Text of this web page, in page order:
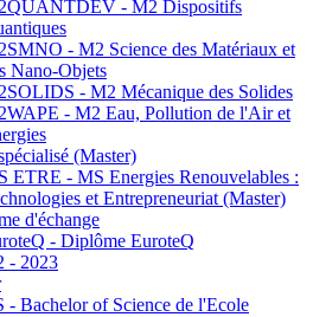
- M2 Dispositifs
- M2 Science des Matériaux et
Nano-Objets
- M2 Mécanique des Solides
- M2 Eau, Pollution de l'Air et
(Master)
ETRE - MS Energies Renouvelables :
et Entrepreneuriat (Master)
d'échange
- Diplôme EuroteQ
- 2023
- Bachelor of Science de l'Ecole